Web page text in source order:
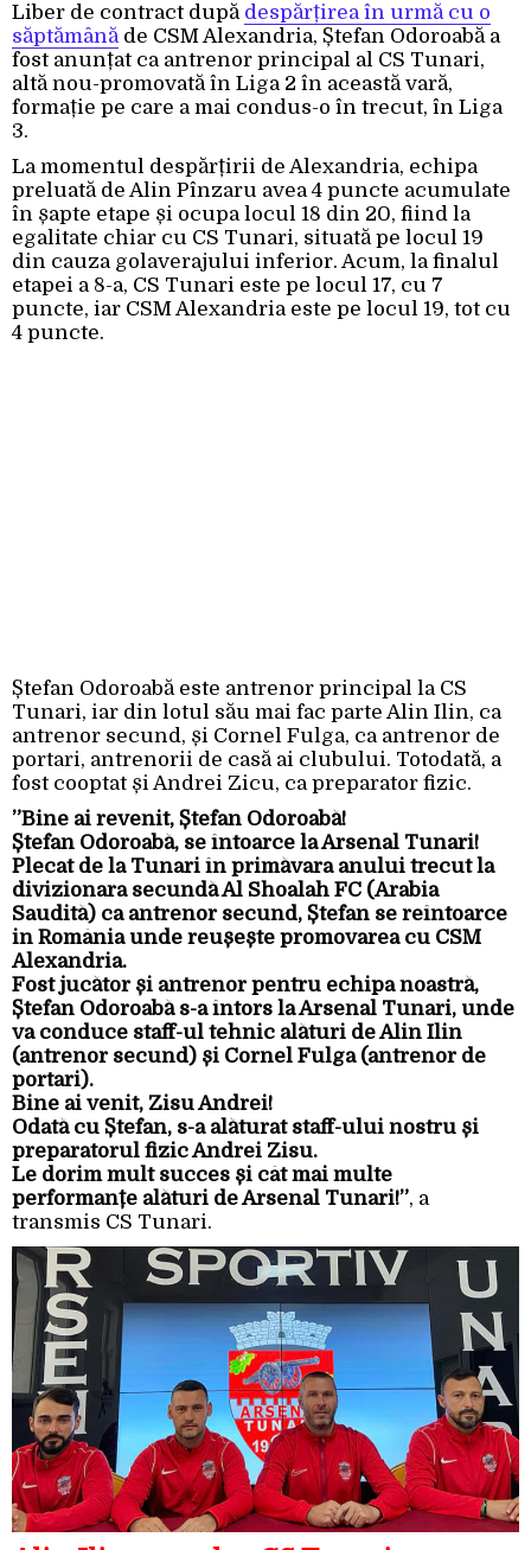
Liber de contract după despărțirea în urmă cu o
săptămânăde CSM Alexandria, Ștefan Odoroabă a
fost anunțat ca antrenor principal al CS Tunari,
altă nou-promovată în Liga 2 în această vară,
formație pe care a mai condus-o în trecut, în Liga
3.
La momentul despărțirii de Alexandria, echipa
preluată de Alin Pînzaru avea 4 puncte acumulate
în șapte etape și ocupa locul 18 din 20, fiind la
egalitate chiar cu CS Tunari, situată pe locul 19
din cauza golaverajului inferior. Acum, la finalul
etapei a 8-a, CS Tunari este pe locul 17, cu 7
puncte, iar CSM Alexandria este pe locul 19, tot cu
4 puncte.
Ștefan Odoroabă este antrenor principal la CS
Tunari, iar din lotul său mai fac parte Alin Ilin, ca
antrenor secund, și Cornel Fulga, ca antrenor de
portari, antrenorii de casă ai clubului. Totodată, a
fost cooptat și Andrei Zicu, ca preparator fizic.
”Bine ai revenit, Ștefan Odoroabă!
Ștefan Odoroabă, se întoarce la Arsenal Tunari!
Plecat de la Tunari în primăvara anului trecut la
divizionara secundă Al Shoalah FC (Arabia
Saudită) ca antrenor secund, Ștefan se reîntoarce
in România unde reușește promovarea cu CSM
Alexandria.
Fost jucător și antrenor pentru echipa noastră,
Ștefan Odoroabă s-a întors la Arsenal Tunari, unde
va conduce staff-ul tehnic alături de Alin Ilin
(antrenor secund) și Cornel Fulga (antrenor de
portari).
Bine ai venit, Zisu Andrei!
Odată cu Ștefan, s-a alăturat staff-ului nostru și
preparatorul fizic Andrei Zisu.
Le dorim mult succes și cât mai multe
performanțe alături de Arsenal Tunari!”, a
transmis CS Tunari.